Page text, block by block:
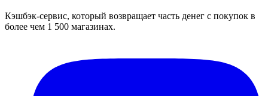
Кэшбэк-сервис, который возвращает часть денег с покупок в
более чем 1 500 магазинах.